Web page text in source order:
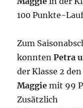
100 Punkte-
Zum
konntenPetra
der Klasse 2
Maggie mit 99
Zusätzlich